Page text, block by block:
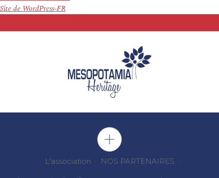
Site de WordPress-FR
L'association NOS PARTENAIRES